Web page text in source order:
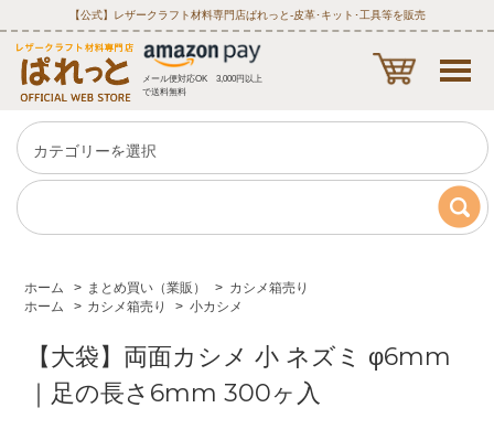
【公式】レザークラフト材料専門店ぱれっと‐皮革･キット･工具等を販売
メール便対応OK 3,000円以上
で送料無料
ホーム > まとめ買い（業販） > カシメ箱売り
ホーム
> カシメ箱売り > 小カシメ
【大袋】両面カシメ 小 ネズミ φ6mm
｜足の長さ6mm 300ヶ入